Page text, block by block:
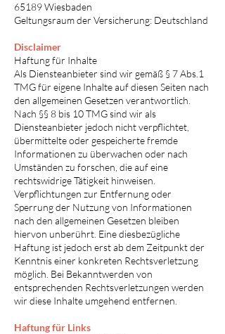
65189 Wiesbaden
Geltungsraum der Versicherung: Deutschland
Disclaimer
Haftung für Inhalte
Als Diensteanbieter sind wir gemäß § 7 Abs.1
TMG für eigene Inhalte auf diesen Seiten nach
den allgemeinen Gesetzen verantwortlich.
Nach §§ 8 bis 10 TMG sind wir als
Diensteanbieter jedoch nicht verpflichtet,
übermittelte oder gespeicherte fremde
Informationen zu überwachen oder nach
Umständen zu forschen, die auf eine
rechtswidrige Tätigkeit hinweisen.
Verpflichtungen zur Entfernung oder
Sperrung der Nutzung von Informationen
nach den allgemeinen Gesetzen bleiben
hiervon unberührt. Eine diesbezügliche
Haftung ist jedoch erst ab dem Zeitpunkt der
Kenntnis einer konkreten Rechtsverletzung
möglich. Bei Bekanntwerden von
entsprechenden Rechtsverletzungen werden
wir diese Inhalte umgehend entfernen.
Haftung für Links